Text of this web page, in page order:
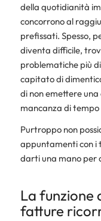
della quotidianità
concorrono al
prefissati. Spesso,
diventa difficile,
problematiche più
capitato di
di non emettere una
mancanza di
Purtroppo non
appuntamenti con i
darti una mano per
La funzione
fatture